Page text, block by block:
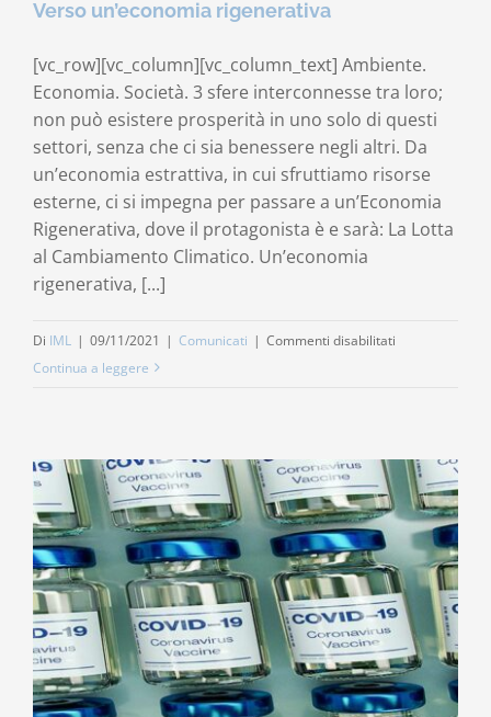
Carrello
Verso un’economia rigenerativa
[vc_row][vc_column][vc_column_text] Ambiente.
Economia. Società. 3 sfere interconnesse tra loro;
non può esistere prosperità in uno solo di questi
settori, senza che ci sia benessere negli altri. Da
un’economia estrattiva, in cui sfruttiamo risorse
esterne, ci si impegna per passare a un’Economia
Rigenerativa, dove il protagonista è e sarà: La Lotta
al Cambiamento Climatico. Un’economia
rigenerativa, [...]
Di IML | 09/11/2021 | Comunicati | Commenti disabilitati
Continua a leggere